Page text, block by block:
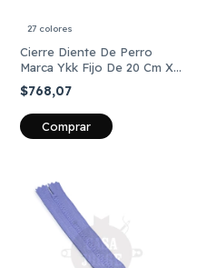
27 colores
Cierre Diente De Perro
Marca Ykk Fijo De 20 Cm X
Unidad
$768,07
Comprar